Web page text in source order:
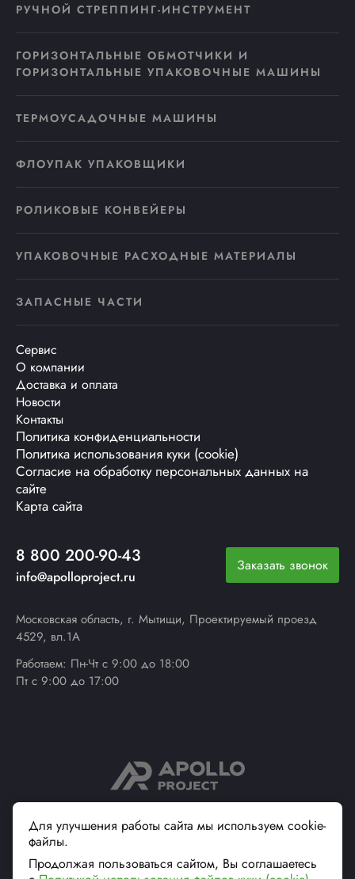
РУЧНОЙ СТРЕППИНГ-ИНСТРУМЕНТ
ГОРИЗОНТАЛЬНЫЕ ОБМОТЧИКИ И
ГОРИЗОНТАЛЬНЫЕ УПАКОВОЧНЫЕ МАШИНЫ
ТЕРМОУСАДОЧНЫЕ МАШИНЫ
ФЛОУПАК УПАКОВЩИКИ
РОЛИКОВЫЕ КОНВЕЙЕРЫ
УПАКОВОЧНЫЕ РАСХОДНЫЕ МАТЕРИАЛЫ
ЗАПАСНЫЕ ЧАСТИ
современной упаковки
Вся информация на сайте, касающаяся технических
Сервис
О компании
Доставка и оплата
Новости
Контакты
Политика конфиденциальности
Политика использования куки (cookie)
Согласие на обработку персональных данных на
сайте
Карта сайта
8 800 200-90-43
info@apolloproject.ru
Заказать звонок
Московская область, г. Мытищи, Проектируемый проезд
4529, вл.1А
Работаем: Пн-Чт с 9:00 до 18:00
Пт с 9:00 до 17:00
Для улучшения работы сайта мы используем cookie-
файлы.
Продолжая пользоваться сайтом, Вы соглашаетесь